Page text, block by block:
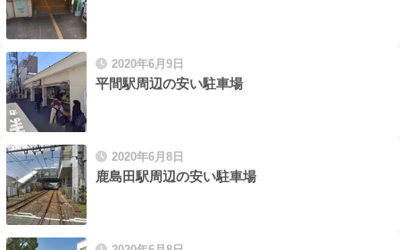
2020年6月9日
平間駅周辺の安い駐車場
2020年6月8日
鹿島田駅周辺の安い駐車場